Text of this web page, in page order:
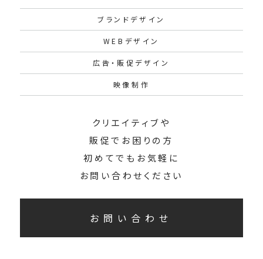
ブランドデザイン
WEBデザイン
広告・販促デザイン
映像制作
クリエイティブや
販促でお困りの方
初めてでもお気軽に
お問い合わせください
お問い合わせ